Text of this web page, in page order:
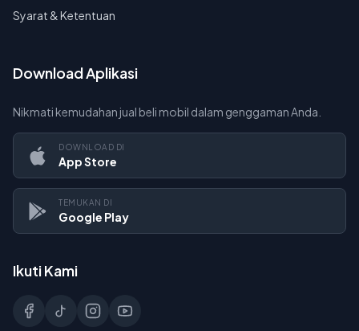
Syarat & Ketentuan
Download Aplikasi
Nikmati kemudahan jual beli mobil dalam genggaman Anda.
DOWNLOAD DI
App Store
TEMUKAN DI
Google Play
Ikuti Kami